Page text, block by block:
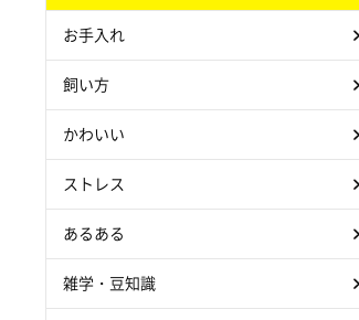
お手入れ
飼い方
かわいい
ストレス
あるある
雑学・豆知識